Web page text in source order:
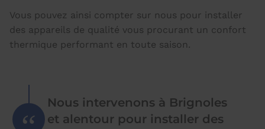
Vous pouvez ainsi compter sur nous pour installer
des appareils de qualité vous procurant un confort
thermique performant en toute saison.
Nous intervenons à Brignoles
et alentour pour installer des